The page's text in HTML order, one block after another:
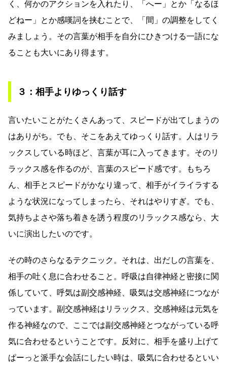
く、何かのアクションを入れたり、「へー」とか「なるほ
どねー」とか感嘆詞を挟むことで、「間」の調整をしてく
みましょう。その言葉が相手を自分にひきつける一語にな
ることも大いにあり得ます。
３：相手よりゆっくり話す
言いたいことがたくさんあって、スピードが出てしまうの
はありがち。でも、そこをあえてゆっくり話す。人はリラ
ックスしている時ほど、言葉が耳に入ってきます。そのリ
ラックス感を作るのが、言葉のスピード感です。もちろ
ん、相手とスピードがかなり違って、相手がイライラする
ような状況になってしまったら、それはやりすぎ。でも、
気持ちよさや落ち着きを誘う程度のリラックス感なら、大
いに演出したいのです。
その時のさらなるテクニック。それは、出だしの言葉を、
相手の吐く息に合わせること。呼吸は自律神経と密接に関
係していて、呼気は副交感神経、吸気は交感神経につなが
っています。副交感神経はリラックス、交感神経は元気を
作る神経なので、ここでは副交感神経とつながっている呼
気に合わせるということです。反対に、相手を盛り上げて
ぱーっと派手な会話にしたい時は、吸気に合わせるといい